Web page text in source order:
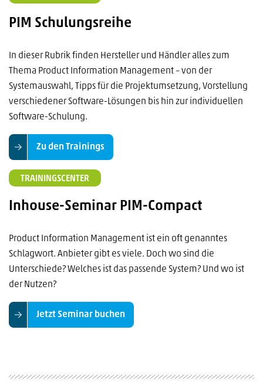
PIM Schulungsreihe
In dieser Rubrik finden Hersteller und Händler alles zum
Thema Product Information Management – von der
Systemauswahl, Tipps für die Projektumsetzung, Vorstellung
verschiedener Software-Lösungen bis hin zur individuellen
Software-Schulung.
Zu den Trainings
TRAININGSCENTER
Inhouse-Seminar PIM-Compact
Product Information Management ist ein oft genanntes
Schlagwort. Anbieter gibt es viele. Doch wo sind die
Unterschiede? Welches ist das passende System? Und wo ist
der Nutzen?
Jetzt Seminar buchen